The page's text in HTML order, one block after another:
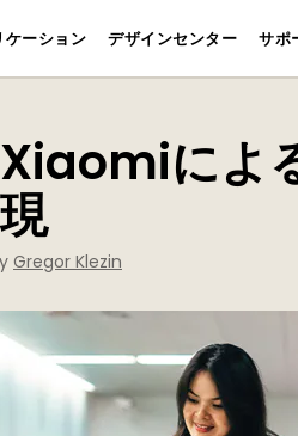
ケーション デザインセンター サポ
によ
Gregor Klezin